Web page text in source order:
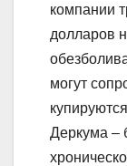
компании
долларов
могут
Деркума –